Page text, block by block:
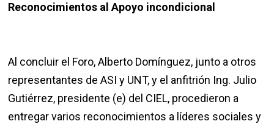
Reconocimientos al Apoyo incondicional
Al concluir el Foro, Alberto Domínguez, junto a otros
representantes de ASI y UNT, y el anfitrión Ing. Julio
Gutiérrez, presidente (e) del CIEL, procedieron a
entregar varios reconocimientos a líderes sociales y